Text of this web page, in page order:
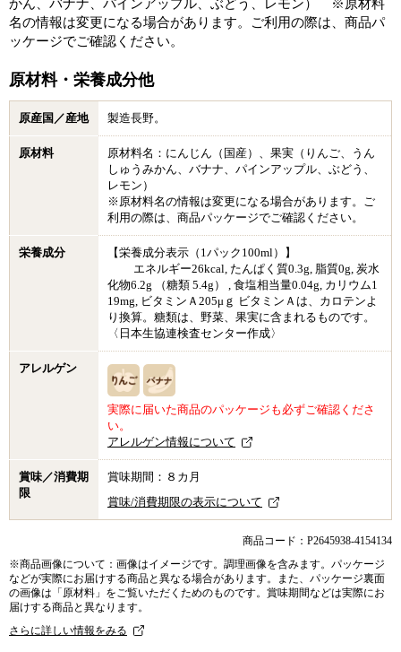
かん、バナナ、パインアップル、ぶどう、レモン） ※原材料
名の情報は変更になる場合があります。ご利用の際は、商品パ
ッケージでご確認ください。
原材料・栄養成分他
原産国／産地 製造長野。
原材料
原材料名：にんじん（国産）、果実（りんご、うん
しゅうみかん、バナナ、パインアップル、ぶどう、
レモン）
※原材料名の情報は変更になる場合があります。ご
利用の際は、商品パッケージでご確認ください。
栄養成分
【栄養成分表示（1パック100ml）】
エネルギー26kcal, たんぱく質0.3g, 脂質0g, 炭水
化物6.2g （糖類 5.4g） , 食塩相当量0.04g, カリウム1
19mg, ビタミンＡ205μｇ ビタミンＡは、カロテンよ
り換算。糖類は、野菜、果実に含まれるものです。
〈日本生協連検査センター作成〉
アレルゲン
実際に届いた商品のパッケージも必ずご確認くださ
い。
アレルゲン情報について
賞味／消費期
限
賞味期間：８カ月
賞味/消費期限の表示について
商品コード：P2645938-4154134
※商品画像について：画像はイメージです。調理画像を含みます。パッケージ
などが実際にお届けする商品と異なる場合があります。また、パッケージ裏面
の画像は「原材料」をご覧いただくためのものです。賞味期間などは実際にお
届けする商品と異なります。
さらに詳しい情報をみる